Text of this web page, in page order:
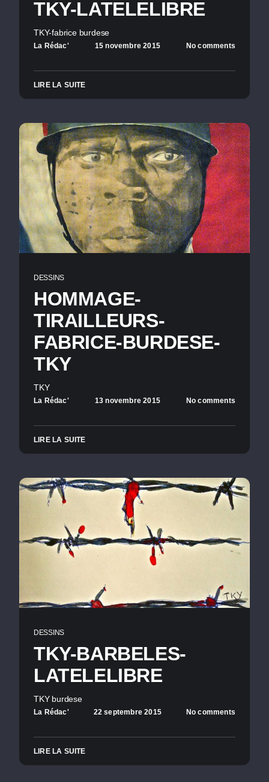
TKY-LATELELIBRE
TKY-fabrice burdese
La Rédac' 15 novembre 2015 No comments
LIRE LA SUITE
DESSINS
HOMMAGE-
TIRAILLEURS-
FABRICE-BURDESE-
TKY
TKY
La Rédac' 13 novembre 2015 No comments
LIRE LA SUITE
DESSINS
TKY-BARBELES-
LATELELIBRE
TKY burdese
La Rédac' 22 septembre 2015 No comments
LIRE LA SUITE